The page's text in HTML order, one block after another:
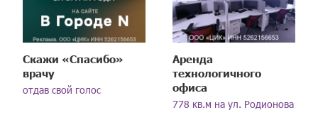
Скажи «Спасибо»
врачу
отдав свой голос
Аренда
технологичного
офиса
778 кв.м на ул. Родионова